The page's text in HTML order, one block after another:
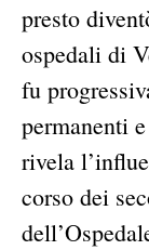
presto
ospedali di
fu
permanenti
rivela
corso dei